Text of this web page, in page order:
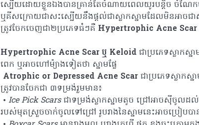
ស្បើយដោយខ្លួនឯងបានគ្រាន់តែចំណាយពេលយូរបន្តិច ចំណែក
ឬគីសក្រោយជាសះស្បើយនឹងផ្តល់ជាស្លាកស្នាមដែលមិនអាចជ
ត្រូវចែកចេញជា២ប្រភេទធំៗគឺ Hypertrophic Acne
Hypertrophic Acne Scar ឬ Keloid ជាប្រភេទស្លាកស្
ពេក ឬអាចហៅម៉្យាងទៀតថា ស្នាមផ្លែ
Atrophic or Depressed Acne Scar ជាប្រភេទស្លាក
ត្រូវបានចែកជា ៣ទម្រង់រួមមាន៖
• Ice Pick Scarsជាទម្រង់ស្លាកស្នាមតូច ជ្រៅអាចស៊ីចូលដ
របស់មុតស្រួចចាក់ចូលទៅជ្រៅ រូបរាងនៃស្នាមនេះអាចប្រៀបបា